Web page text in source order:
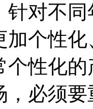
针对不
加个性
个性化
，必须